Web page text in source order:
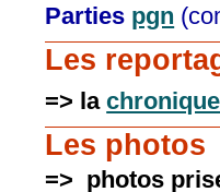
Parties pgn
Les
=> lachronique
Les photos
=> photos